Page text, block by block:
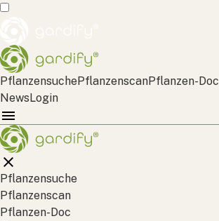
PflanzensuchePflanzenscanPflanzen-Doc
NewsLogin
Pflanzensuche
Pflanzenscan
Pflanzen-Doc